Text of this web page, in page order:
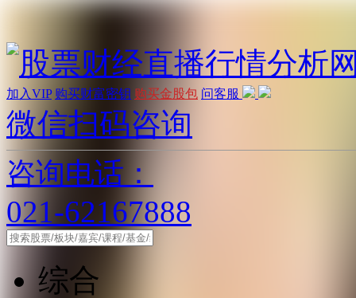
加入VIP 购买财富密钥 购买金股包 问客服
微信扫码咨询
咨询电话：
021-62167888
综合